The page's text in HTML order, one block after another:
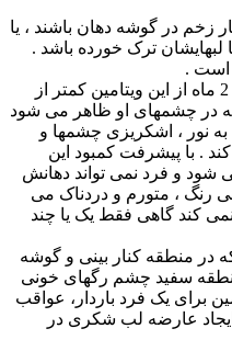
زخم در گوشه دهان باشند ، یا
ترک خورده باشد .
درمراحل اولیه در صورتیکه فرد 1 تا 2 ماه از این ویتامین کمتر از
در چشمهای او ظاهر می شود
نور ، اشکریزی چشمها و
. با پیشرفت کمبود این
شود و فرد نمی تواند دهانش
رنگ ، متورم و دردناک می
نمی کند گاهی فقط یک یا چند
در منطقه کنار بینی و گوشه
سفید چشم رگهای خونی
برای یک فرد باردار، عواقب
ایجاد عارضه لب شکری در